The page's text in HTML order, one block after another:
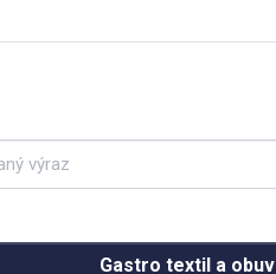
Gastro textil a obuv